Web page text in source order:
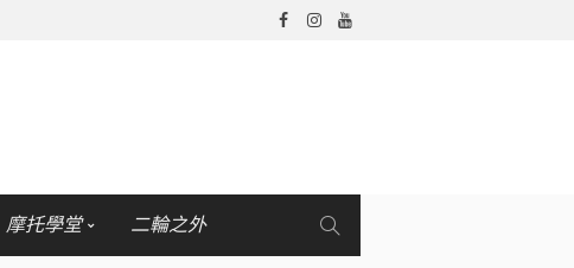
摩托學堂 二輪之外